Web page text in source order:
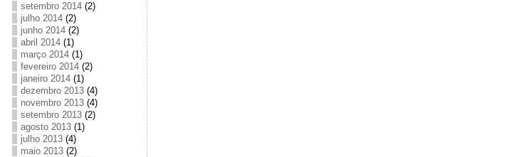
setembro 2014(2)
julho 2014(2)
junho 2014(2)
abril 2014(1)
março 2014(1)
fevereiro 2014(2)
janeiro 2014(1)
dezembro 2013(4)
novembro 2013(4)
setembro 2013(2)
agosto 2013(1)
julho 2013(4)
maio 2013(2)